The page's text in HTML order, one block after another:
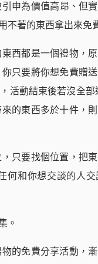
申為價值高昂、但
不著的東西拿出來免
西都是一個禮物，
只要將你想免費贈
活動結束後若沒全部
的東西多於十件，
只要找個位置，把
何和你想交談的人
。
的免費分享活動，